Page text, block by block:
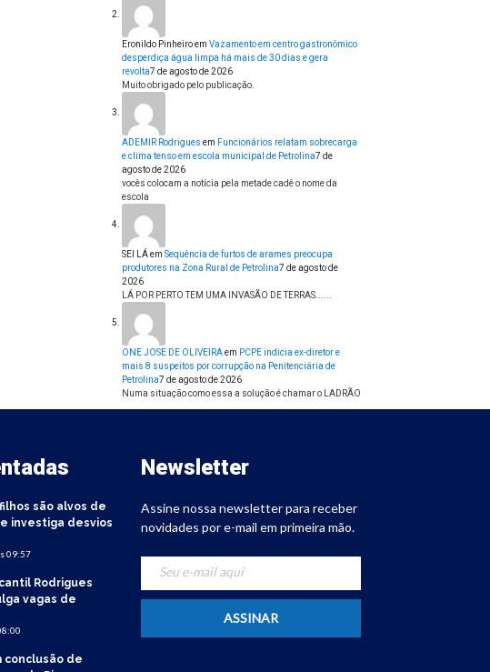
Eronildo Pinheiroem Vazamento em centro gastronômico
desperdiça água limpa há mais de 30 dias e gera
revolta7 de agosto de 2026
Muito obrigado pelo publicação.
ADEMIR Rodrigues em Funcionários relatam sobrecarga
e clima tenso em escola municipal de Petrolina7 de
agosto de 2026
vocês colocam a notícia pela metade cadê o nome da
escola
SEI LÁem Sequência de furtos de arames preocupa
produtores na Zona Rural de Petrolina7 de agosto de
2026
LÁ POR PERTO TEM UMA INVASÃO DE TERRAS......
ONE JOSE DE OLIVEIRAem PCPE indicia ex-diretor e
mais 8 suspeitos por corrupção na Penitenciária de
Petrolina7 de agosto de 2026
Numa situação como essa a solução é chamar o LADRÃO
são alvos de
investiga desvios
09:57
Rodrigues
vagas de
conclusão de
Newsletter
Assine nossa newsletter para receber
novidades por e-mail em primeira mão.